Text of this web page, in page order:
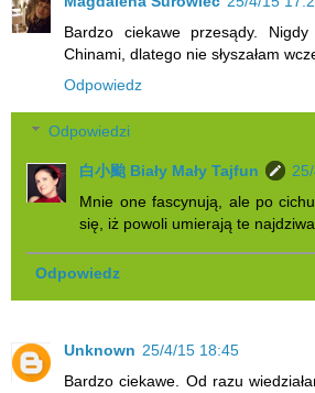
Bardzo ciekawe przesądy.
Chinami, dlatego nie słyszałam
Odpowiedz
Odpowiedzi
白小颱 Biały Mały Tajfun
Mnie one fascynują, ale po
się, iż powoli umierają te
Odpowiedz
Unknown 25/4/15 18:45
Bardzo ciekawe. Od razu